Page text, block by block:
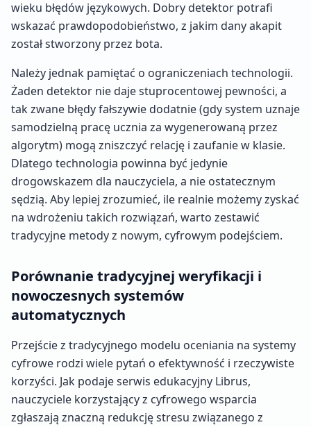
wieku błędów językowych. Dobry detektor potrafi
wskazać prawdopodobieństwo, z jakim dany akapit
został stworzony przez bota.
Należy jednak pamiętać o ograniczeniach technologii.
Żaden detektor nie daje stuprocentowej pewności, a
tak zwane błędy fałszywie dodatnie (gdy system uznaje
samodzielną pracę ucznia za wygenerowaną przez
algorytm) mogą zniszczyć relację i zaufanie w klasie.
Dlatego technologia powinna być jedynie
drogowskazem dla nauczyciela, a nie ostatecznym
sędzią. Aby lepiej zrozumieć, ile realnie możemy zyskać
na wdrożeniu takich rozwiązań, warto zestawić
tradycyjne metody z nowym, cyfrowym podejściem.
Porównanie tradycyjnej weryfikacji i
nowoczesnych systemów
automatycznych
Przejście z tradycyjnego modelu oceniania na systemy
cyfrowe rodzi wiele pytań o efektywność i rzeczywiste
korzyści. Jak podaje serwis edukacyjny Librus,
nauczyciele korzystający z cyfrowego wsparcia
zgłaszają znaczną redukcję stresu związanego z